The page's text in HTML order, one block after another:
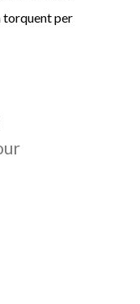
torquent per